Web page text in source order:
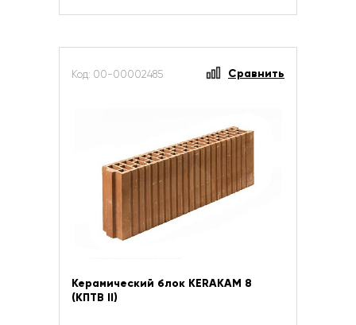
Код: 00-00002485 Сравнить
Керамический блок KERAKAM 8
(КПТВ II)